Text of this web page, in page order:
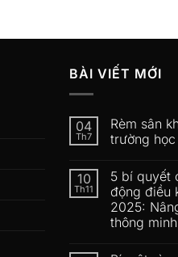
BÀI VIẾT MỚI
04
Th7
Rèm sân
trường
10
Th11
5 bí quyết
động điều
2025:
thông